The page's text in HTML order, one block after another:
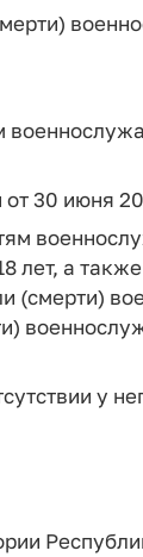
30 июня
лет, а
(смерти)
у